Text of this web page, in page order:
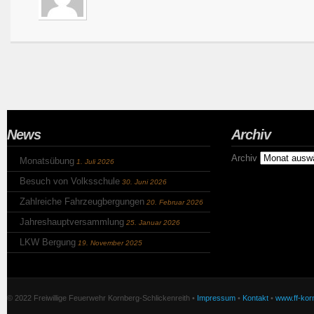
News
Monatsübung 1. Juli 2026
Besuch von Volksschule 30. Juni 2026
Zahlreiche Fahrzeugbergungen 20. Februar 2026
Jahreshauptversammlung 25. Januar 2026
LKW Bergung 19. November 2025
Archiv
Archiv
© 2022 Freiwillige Feuerwehr Kornberg-Schlickenreith • Impressum • Kontakt • www.ff-